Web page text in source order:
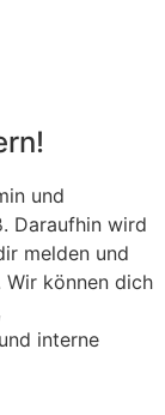
und
Daraufhin wird
melden und
Wir können dich
interne